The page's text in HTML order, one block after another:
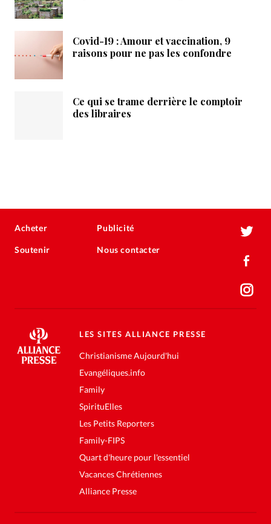
Covid-19 : Amour et vaccination, 9
raisons pour ne pas les confondre
Ce qui se trame derrière le comptoir
des libraires
Acheter
Soutenir
Publicité
Nous contacter
LES SITES ALLIANCE PRESSE
Christianisme Aujourd'hui
Evangéliques.info
Family
SpirituElles
Les Petits Reporters
Family-FIPS
Quart d'heure pour l'essentiel
Vacances Chrétiennes
Alliance Presse